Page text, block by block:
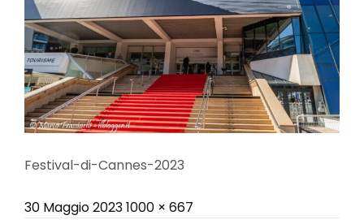
Festival-di-Cannes-2023
Posted
30 Maggio 2023Full
1000 × 667